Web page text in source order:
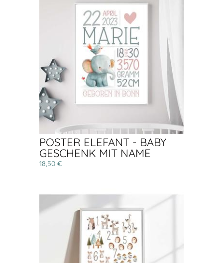
POSTER ELEFANT - BABY
GESCHENK MIT NAME
18,50 €